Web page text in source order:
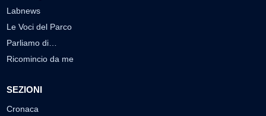
Labnews
Le Voci del Parco
Parliamo di…
Ricomincio da me
SEZIONI
Cronaca